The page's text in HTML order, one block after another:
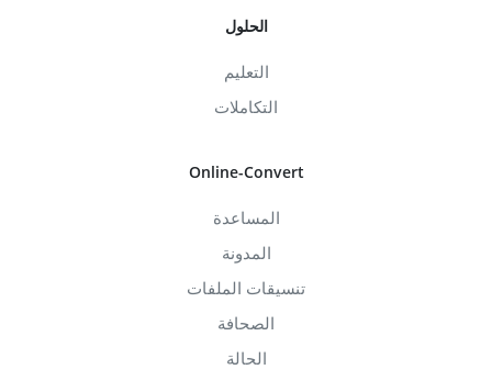
الحلول
التعليم
التكاملات
Online-Convert
المساعدة
المدونة
تنسيقات الملفات
الصحافة
الحالة